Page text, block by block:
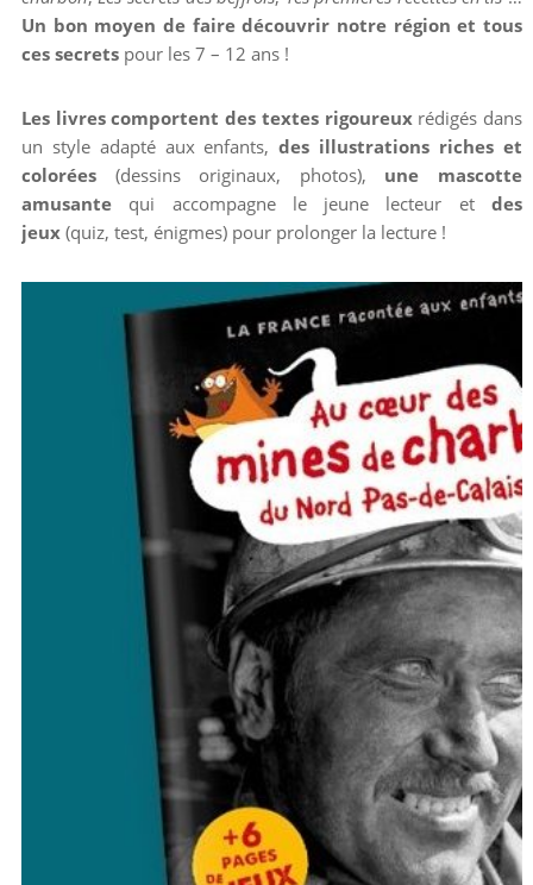
Un bon moyen de faire découvrir notre région et tous
ces secretspour les 7 – 12 ans !
Les livres comportent des textes rigoureuxrédigés dans
un style adapté aux enfants,des illustrations riches et
colorées(dessins originaux, photos), une mascotte
amusantequi accompagne le jeune lecteur etdes
jeux(quiz, test, énigmes) pour prolonger la lecture !